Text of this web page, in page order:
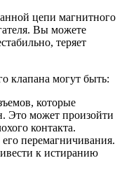
цепи магнитного
Вы можете
теряет
клапана могут быть:
которые
Это может произойти
контакта.
перемагничивания.
к истиранию